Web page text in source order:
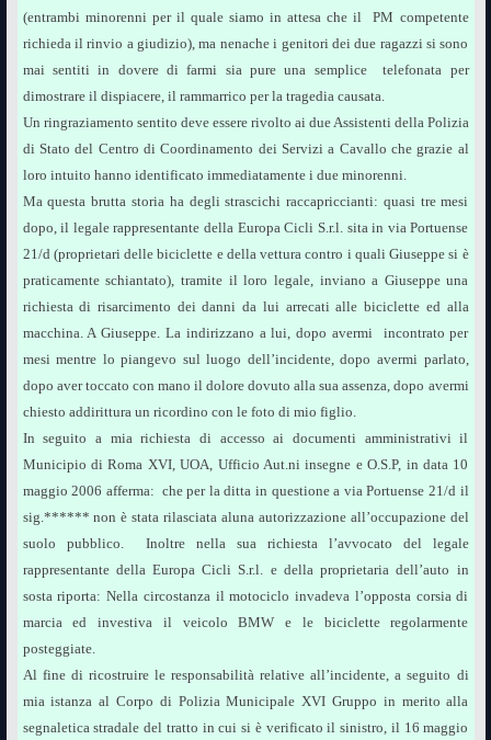
(entrambi minorenni per il quale siamo in attesa che il PM competente
richieda il rinvio a giudizio), ma nenache i genitori dei due ragazzi si sono
mai sentiti in dovere di farmi sia pure una semplice telefonata per
dimostrare il dispiacere, il rammarrico per la tragedia causata.
Un ringraziamento sentito deve essere rivolto ai due Assistenti della Polizia
di Stato del Centro di Coordinamento dei Servizi a Cavallo che grazie al
loro intuito hanno identificato immediatamente i due minorenni.
Ma questa brutta storia ha degli strascichi raccapriccianti: quasi tre mesi
dopo, il legale rappresentante della Europa Cicli S.r.l. sita in via Portuense
21/d (proprietari delle biciclette e della vettura contro i quali Giuseppe si è
praticamente schiantato), tramite il loro legale, inviano a Giuseppe una
richiesta di risarcimento dei danni da lui arrecati alle biciclette ed alla
macchina. A Giuseppe. La indirizzano a lui, dopo avermi incontrato per
mesi mentre lo piangevo sul luogo dell’incidente, dopo avermi parlato,
dopo aver toccato con mano il dolore dovuto alla sua assenza, dopo avermi
chiesto addirittura un ricordino con le foto di mio figlio.
In seguito a mia richiesta di accesso ai documenti amministrativi il
Municipio di Roma XVI, UOA, Ufficio Aut.ni insegne e O.S.P, in data 10
maggio 2006 afferma:  che per la ditta in questione a via Portuense 21/d il
sig.****** non è stata rilasciata aluna autorizzazione all’occupazione del
suolo pubblico. Inoltre nella sua richiesta l’avvocato del legale
rappresentante della Europa Cicli S.r.l. e della proprietaria dell’auto in
sosta riporta: Nella circostanza il motociclo invadeva l’opposta corsia di
marcia ed investiva il veicolo BMW e le biciclette regolarmente
posteggiate.
Al fine di ricostruire le responsabilità relative all’incidente, a seguito di
mia istanza al Corpo di Polizia Municipale XVI Gruppo in merito alla
segnaletica stradale del tratto in cui si è verificato il sinistro, il 16 maggio